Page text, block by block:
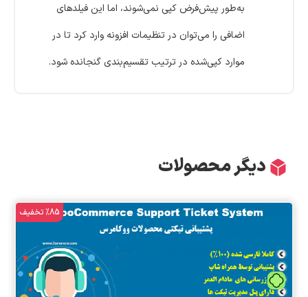
به‌طور پیش‌فرض کپی نمی‌شوند، اما این فیلدهای
اضافی را می‌توان در تنظیمات افزونه وارد کرد تا در
موارد کپی‌شده در ترتیب تقسیم‌بندی گنجانده شود.
دیگر محصولات
تومان
%85 تخفیف